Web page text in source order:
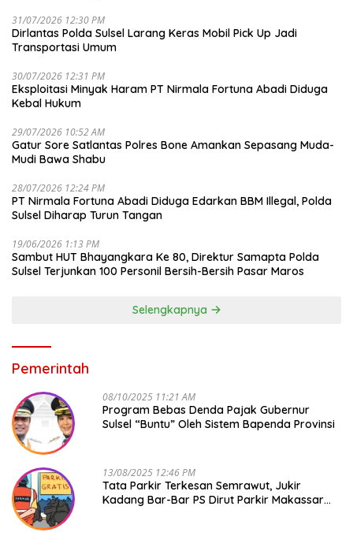
31/07/2026 12:30 PM
Dirlantas Polda Sulsel Larang Keras Mobil Pick Up Jadi
Transportasi Umum
30/07/2026 12:31 PM
Eksploitasi Minyak Haram PT Nirmala Fortuna Abadi Diduga
Kebal Hukum
29/07/2026 10:52 AM
Gatur Sore Satlantas Polres Bone Amankan Sepasang Muda-
Mudi Bawa Shabu
28/07/2026 12:24 PM
PT Nirmala Fortuna Abadi Diduga Edarkan BBM Illegal, Polda
Sulsel Diharap Turun Tangan
19/06/2026 1:13 PM
Sambut HUT Bhayangkara Ke 80, Direktur Samapta Polda
Sulsel Terjunkan 100 Personil Bersih-Bersih Pasar Maros
Selengkapnya
Pemerintah
08/10/2025 11:21 AM
Program Bebas Denda Pajak Gubernur
Sulsel “Buntu” Oleh Sistem Bapenda Provinsi
13/08/2025 12:46 PM
Tata Parkir Terkesan Semrawut, Jukir
Kadang Bar-Bar PS Dirut Parkir Makassar